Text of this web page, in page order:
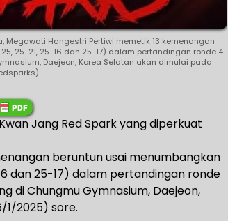
Hangestri Pertiwi memetik 13 kemenangan
25-21, 25-16 dan 25-17) dalam pertandingan ronde 4
Daejeon, Korea Selatan akan dimulai pada
Jang Red Spark yang diperkuat
beruntun usai menumbangkan
dan 25-17) dalam pertandingan ronde
di Chungmu Gymnasium, Daejeon,
1/2025) sore.